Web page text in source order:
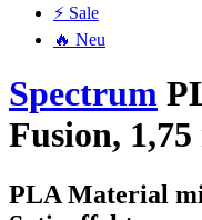
⚡ Sale
🔥 Neu
Spectrum
Fusion,
PLA Material